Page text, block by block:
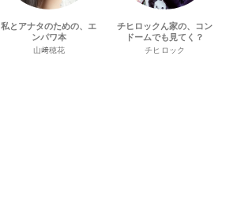
私とアナタのための、エ
ンパワ本
山﨑穂花
チヒロックん家の、コン
ドームでも見てく？
チヒロック